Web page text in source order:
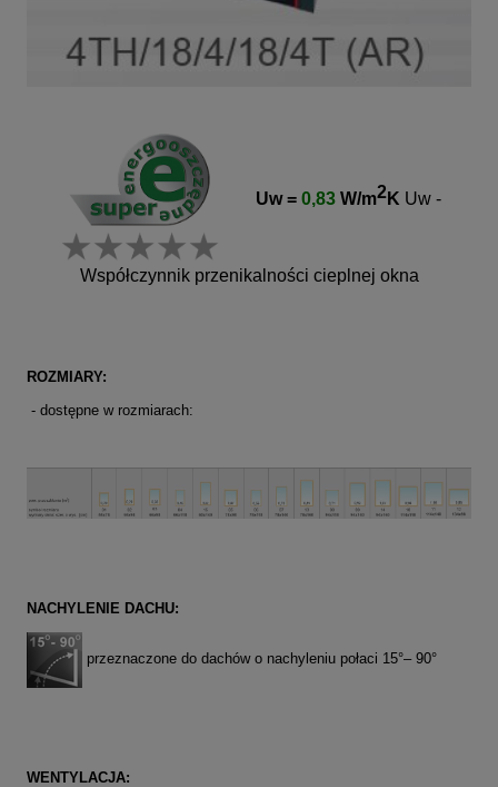
Uw = 0,83 W/m2K Uw -
Współczynnik przenikalności cieplnej okna
ROZMIARY:
- dostępne w rozmiarach:
NACHYLENIE DACHU:
przeznaczone do dachów o nachyleniu połaci 15°– 90°
WENTYLACJA: